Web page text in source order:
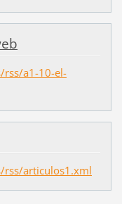
rss/a1-10-el-
rss/articulos1.xml